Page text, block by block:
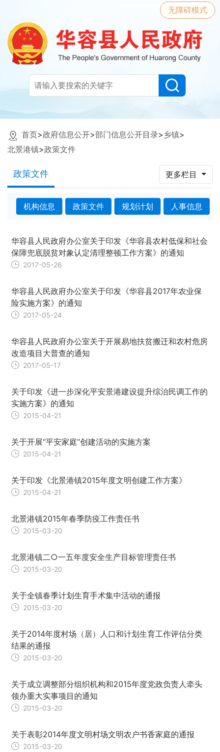
无障碍模式
首页>政府信息公开>部门信息公开目录> 乡镇>
北景港镇>政策文件
政策文件 更多栏目
机构信息 政策文件 规划计划 人事信息
华容县人民政府办公室关于印发《华容县农村低保和社会
保障兜底脱贫对象认定清理整顿工作方案》的通知
2017-05-26
华容县人民政府办公室关于印发《华容县2017年农业保
险实施方案》的通知
2017-05-24
华容县人民政府办公室关于开展易地扶贫搬迁和农村危房
改造项目大普查的通知
2017-05-17
关于印发《进一步深化平安景港建设提升综治民调工作的
实施方案》的通知
2015-04-21
关于开展“平安家庭”创建活动的实施方案
2015-04-21
关于印发《北景港镇2015年度文明创建工作方案》
2015-04-21
北景港镇2015年春季防疫工作责任书
2015-03-20
北景港镇二○一五年度安全生产目标管理责任书
2015-03-20
关于全镇春季计划生育手术集中活动的通报
2015-03-20
关于2014年度村场（居）人口和计划生育工作评估分类
结果的通报
2015-03-20
关于成立调整部分组织机构和2015年度党政负责人牵头
领办重大实事项目的通知
2015-03-20
关于表彰2014年度文明村场文明农户书香家庭的通报
2015-03-20